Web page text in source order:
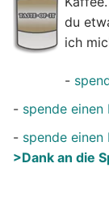
du
ich
-
- spende
- spende einen
>Dank an die